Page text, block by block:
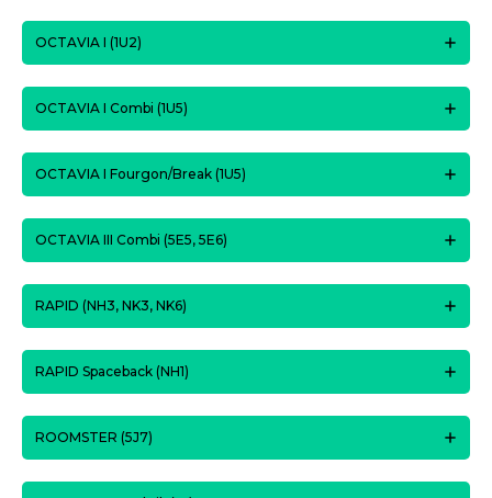
OCTAVIA I (1U2)
OCTAVIA I Combi (1U5)
OCTAVIA I Fourgon/Break (1U5)
OCTAVIA III Combi (5E5, 5E6)
RAPID (NH3, NK3, NK6)
RAPID Spaceback (NH1)
ROOMSTER (5J7)